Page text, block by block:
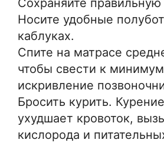
Сохраняйте правильную
Носите удобные
каблуках.
Спите на матрасе
чтобы свести к
искривление
Бросить курить.
ухудшает кровоток,
кислорода и